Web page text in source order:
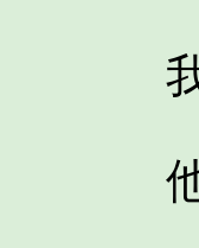
我
他